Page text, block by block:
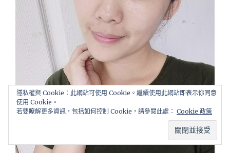
隱私權與 Cookie：此網站可使用 Cookie。繼續使用此網站即表示你同意
使用 Cookie。
若要瞭解更多資訊，包括如何控制 Cookie，請參閱此處： Cookie 政策